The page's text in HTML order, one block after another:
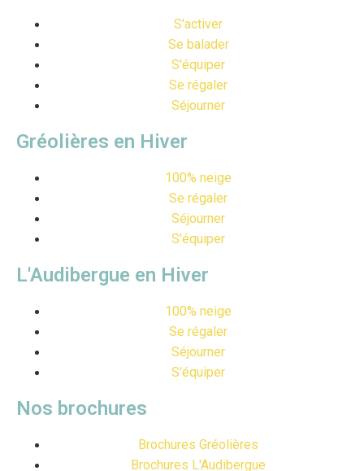
S'activer
Se balader
S'équiper
Se régaler
Séjourner
Gréolières en Hiver
100% neige
Se régaler
Séjourner
S'équiper
L'Audibergue en Hiver
100% neige
Se régaler
Séjourner
S'équiper
Nos brochures
Brochures Gréolières
Brochures L'Audibergue